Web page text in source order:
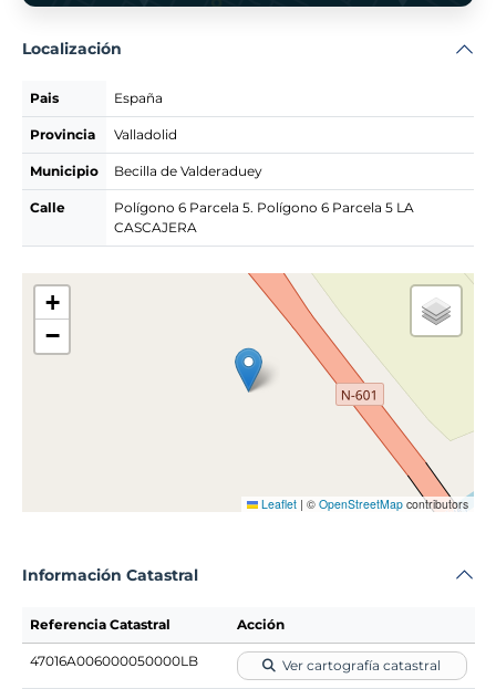
Localización
Pais España
Provincia Valladolid
Municipio Becilla de Valderaduey
Calle
Polígono 6 Parcela 5. Polígono 6 Parcela 5 LA
CASCAJERA
+
−
Leaflet | © OpenStreetMap contributors
Información Catastral
Referencia Catastral Acción
47016A006000050000LB Ver cartografía catastral